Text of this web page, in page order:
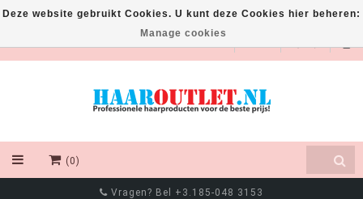
EUR
(0)
Vragen? Bel +3.185-048 3153
Deze website gebruikt Cookies. U kunt deze Cookies hier beheren:
Manage cookies